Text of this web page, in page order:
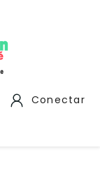
Conectar